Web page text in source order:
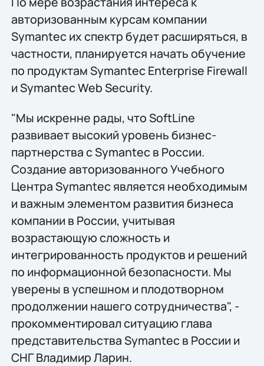
авторизованным курсам компании
Symantec их спектр будет расширяться, в
частности, планируется начать обучение
по продуктам Symantec Enterprise Firewall
и Symantec Web Security.
"Мы искренне рады, что SoftLine
развивает высокий уровень бизнес-
партнерства с Symantec в России.
Создание авторизованного Учебного
Центра Symantec является необходимым
и важным элементом развития бизнеса
компании в России, учитывая
возрастающую сложность и
интегрированность продуктов и решений
по информационной безопасности. Мы
уверены в успешном и плодотворном
продолжении нашего сотрудничества", -
прокомментировал ситуацию глава
представительства Symantec в России и
СНГ Владимир Ларин.